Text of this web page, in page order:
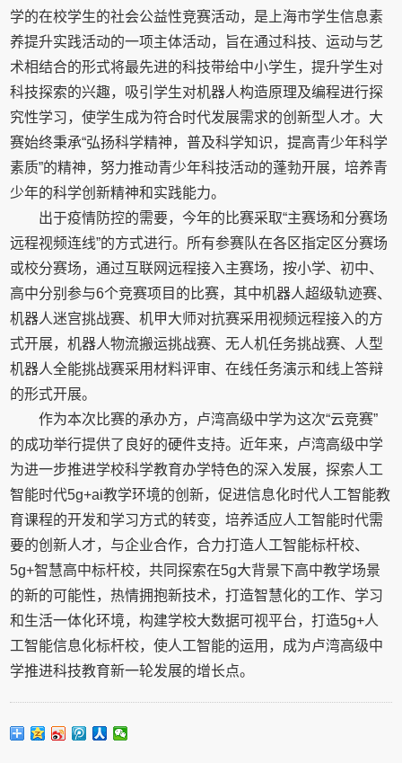
学的在校学生的社会公益性竞赛活动，是上海市学生信息素
养提升实践活动的一项主体活动，旨在通过科技、运动与艺
术相结合的形式将最先进的科技带给中小学生，提升学生对
科技探索的兴趣，吸引学生对机器人构造原理及编程进行探
究性学习，使学生成为符合时代发展需求的创新型人才。大
赛始终秉承“弘扬科学精神，普及科学知识，提高青少年科学
素质”的精神，努力推动青少年科技活动的蓬勃开展，培养青
少年的科学创新精神和实践能力。
出于疫情防控的需要，今年的比赛采取“主赛场和分赛场
远程视频连线”的方式进行。所有参赛队在各区指定区分赛场
或校分赛场，通过互联网远程接入主赛场，按小学、初中、
高中分别参与6个竞赛项目的比赛，其中机器人超级轨迹赛、
机器人迷宫挑战赛、机甲大师对抗赛采用视频远程接入的方
式开展，机器人物流搬运挑战赛、无人机任务挑战赛、人型
机器人全能挑战赛采用材料评审、在线任务演示和线上答辩
的形式开展。
作为本次比赛的承办方，卢湾高级中学为这次“云竞赛”
的成功举行提供了良好的硬件支持。近年来，卢湾高级中学
为进一步推进学校科学教育办学特色的深入发展，探索人工
智能时代5g+ai教学环境的创新，促进信息化时代人工智能教
育课程的开发和学习方式的转变，培养适应人工智能时代需
要的创新人才，与企业合作，合力打造人工智能标杆校、
5g+智慧高中标杆校，共同探索在5g大背景下高中教学场景
的新的可能性，热情拥抱新技术，打造智慧化的工作、学习
和生活一体化环境，构建学校大数据可视平台，打造5g+人
工智能信息化标杆校，使人工智能的运用，成为卢湾高级中
学推进科技教育新一轮发展的增长点。